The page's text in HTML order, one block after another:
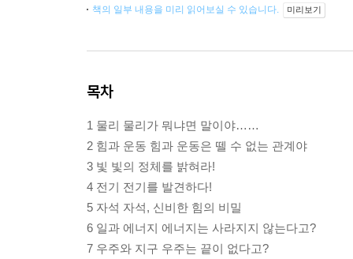
책의 일부 내용을 미리 읽어보실 수 있습니다. 미리보기
목차
1 물리 물리가 뭐냐면 말이야……
2 힘과 운동 힘과 운동은 뗄 수 없는 관계야
3 빛 빛의 정체를 밝혀라!
4 전기 전기를 발견하다!
5 자석 자석, 신비한 힘의 비밀
6 일과 에너지 에너지는 사라지지 않는다고?
7 우주와 지구 우주는 끝이 없다고?